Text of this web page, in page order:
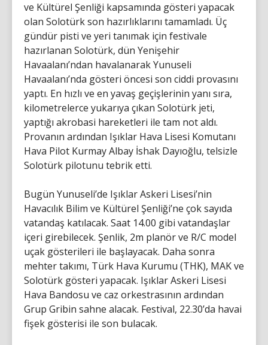
ve Kültürel Şenliği kapsamında gösteri yapacak
olan Solotürk son hazırlıklarını tamamladı. Üç
gündür pisti ve yeri tanımak için festivale
hazırlanan Solotürk, dün Yenişehir
Havaalanı’ndan havalanarak Yunuseli
Havaalanı’nda gösteri öncesi son ciddi provasını
yaptı. En hızlı ve en yavaş geçişlerinin yanı sıra,
kilometrelerce yukarıya çıkan Solotürk jeti,
yaptığı akrobasi hareketleri ile tam not aldı.
Provanın ardından Işıklar Hava Lisesi Komutanı
Hava Pilot Kurmay Albay İshak Dayıoğlu, telsizle
Solotürk pilotunu tebrik etti.
Bugün Yunuseli’de Işıklar Askeri Lisesi’nin
Havacılık Bilim ve Kültürel Şenliği’ne çok sayıda
vatandaş katılacak. Saat 14.00 gibi vatandaşlar
içeri girebilecek. Şenlik, 2m planör ve R/C model
uçak gösterileri ile başlayacak. Daha sonra
mehter takımı, Türk Hava Kurumu (THK), MAK ve
Solotürk gösteri yapacak. Işıklar Askeri Lisesi
Hava Bandosu ve caz orkestrasının ardından
Grup Gribin sahne alacak. Festival, 22.30’da havai
fişek gösterisi ile son bulacak.